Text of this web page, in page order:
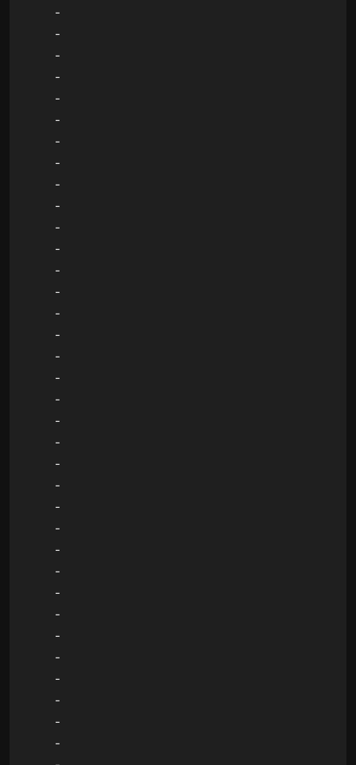
-
-
-
-
-
-
-
-
-
-
-
-
-
-
-
-
-
-
-
-
-
-
-
-
-
-
-
-
-
-
-
-
-
-
-